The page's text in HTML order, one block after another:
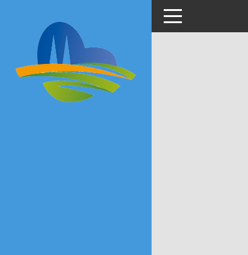
Toggle navigation